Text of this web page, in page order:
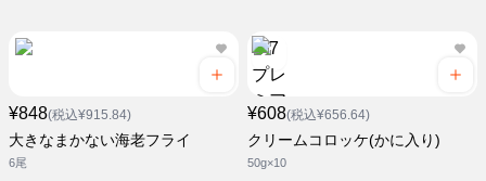
¥848(税込¥915.84)
大きなまかない海老フライ
6尾
¥608(税込¥656.64)
クリームコロッケ(かに入り)
50g×10